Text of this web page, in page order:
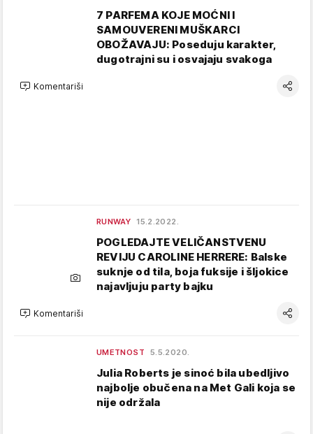
7 PARFEMA KOJE MOĆNI I
SAMOUVERENI MUŠKARCI
OBOŽAVAJU: Poseduju karakter,
dugotrajni su i osvajaju svakoga
Komentariši
RUNWAY 15.2.2022.
POGLEDAJTE VELIČANSTVENU
REVIJU CAROLINE HERRERE: Balske
suknje od tila, boja fuksije i šljokice
najavljuju party bajku
Komentariši
UMETNOST 5.5.2020.
Julia Roberts je sinoć bila ubedljivo
najbolje obučena na Met Gali koja se
nije održala